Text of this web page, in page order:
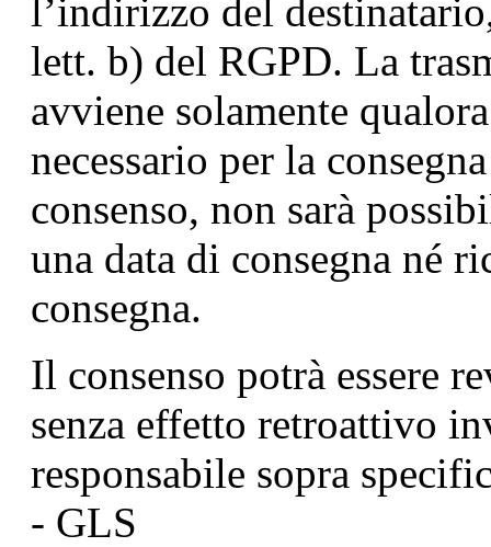
l’indirizzo del
lett. b) del RGPD. La
avviene solamente
necessario per la
consenso, non sarà
una data di consegna né
consegna.
Il consenso potrà essere
senza effetto retroattivo
responsabile sopra
- GLS